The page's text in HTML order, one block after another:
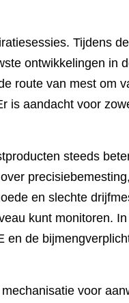
Tijdens
ontwikkelingen in
route van mest om
is aandacht voor
steeds
precisiebemesting,
en slechte
kunt monitoren.
en de
voor